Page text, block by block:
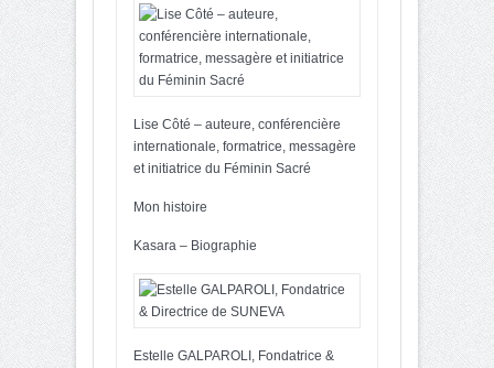
Lise Côté – auteure, conférencière
internationale, formatrice, messagère
et initiatrice du Féminin Sacré
Mon histoire
Kasara – Biographie
Estelle GALPAROLI, Fondatrice &